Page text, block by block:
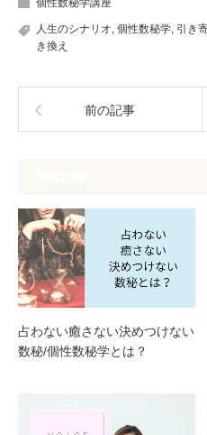
ッ
し
て
く
(新
ィ
ま
す)
個性数秘学講座
人生のシナリオ, 個性数秘学, 引き
き換え
前の記事
占わない癒さない決めつけない
数秘/個性数秘学とは？